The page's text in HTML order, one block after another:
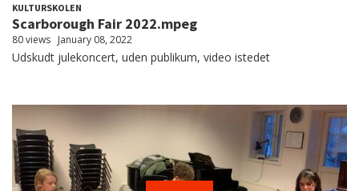
KULTURSKOLEN
Scarborough Fair 2022.mpeg
80 views January 08, 2022
Udskudt julekoncert, uden publikum, video istedet